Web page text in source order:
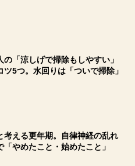
の「涼しげで掃除もしやすい」
ツ5つ。水回りは「ついで掃除」
考える更年期。自律神経の乱れ
やめたこと・始めたこと」